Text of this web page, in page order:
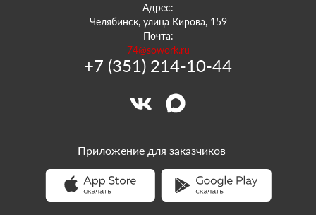
Адрес:
Челябинск, улица Кирова, 159
Почта:
74@sowork.ru
+7 (351) 214-10-44
Приложение для заказчиков